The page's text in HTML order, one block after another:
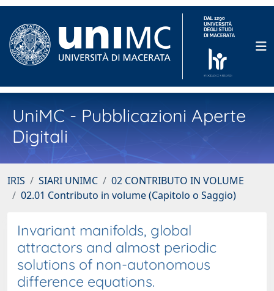
UniMC - Pubblicazioni Aperte
Digitali
IRIS SIARI UNIMC
02 CONTRIBUTO IN VOLUME
02.01 Contributo in volume (Capitolo o Saggio)
Invariant manifolds, global
attractors and almost periodic
solutions of non-autonomous
difference equations.